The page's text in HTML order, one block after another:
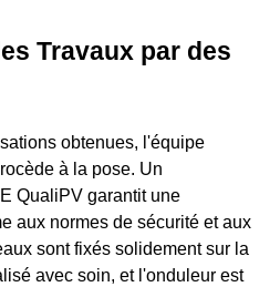
Travaux par des
obtenues, l'équipe
à la pose. Un
QualiPV garantit une
aux normes de sécurité et aux
sont fixés solidement sur la
avec soin, et l'onduleur est